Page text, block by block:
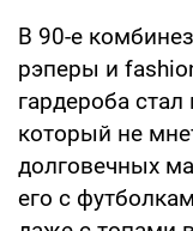
В 90-е
рэперы и
гардероба
который не
долговечных
его с